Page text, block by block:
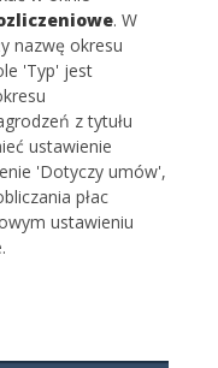
. W
nazwę okresu
'Typ' jest
z tytułu
ustawienie
'Dotyczy umów',
płac
ustawieniu